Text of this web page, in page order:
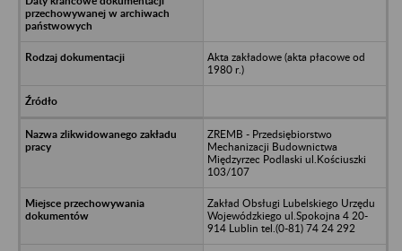
Akta zakładowe (akta płacowe od
1980 r.)
ZREMB - Przedsiębiorstwo
Mechanizacji Budownictwa
Międzyrzec Podlaski ul.Kościuszki
103/107
Zakład Obsługi Lubelskiego Urzędu
Wojewódzkiego ul.Spokojna 4 20-
914 Lublin tel.(0-81) 74 24 292